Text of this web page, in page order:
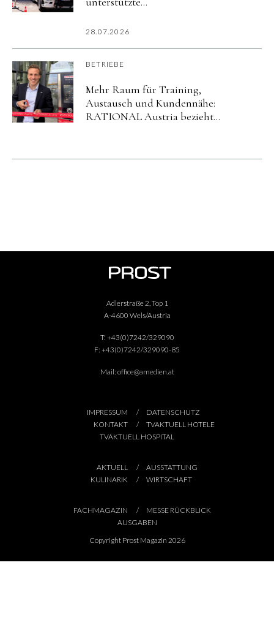
imurbanharbor Ludwigsburg
28.07.2026
BETRIEBE
Mehr Raum für Training,
Austausch und Kundennähe:
RATIONAL Austria bezieht
Adlerstraße 2, Top 1
A-4600 Wels/Austria
T: +43(0)7242/329090
F: +43(0)7242/329090-85
Mail: office@amedien.at
IMPRESSUM
DATENSCHUTZ
KONTAKT
TVAKTUELL HOTELE
TVAKTUELL HOSPITAL
AKTUELL
AUSSTATTUNG
KULINARIK
WIRTSCHAFT
FACHMAGAZIN
MESSE RÜCKBLICK
AUSGABEN
Copyright Prost Magazin 2026